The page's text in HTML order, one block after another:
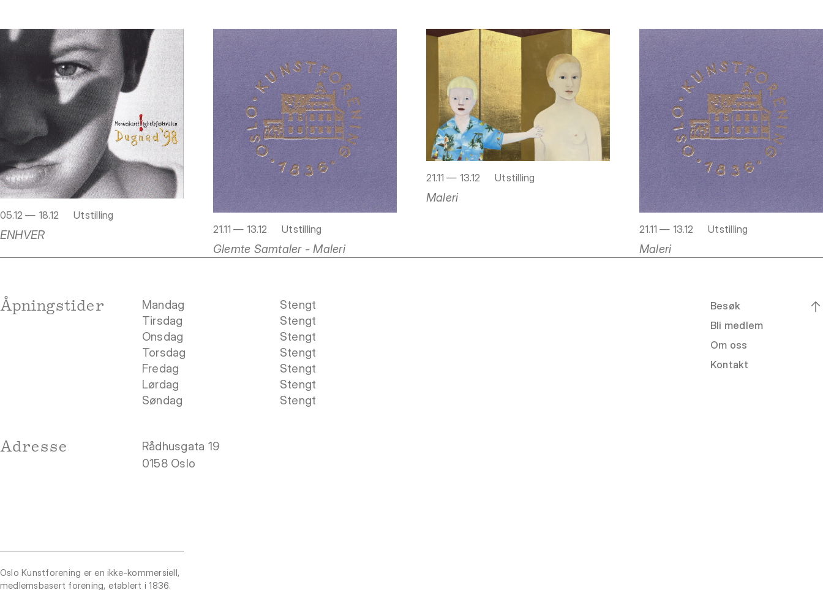
05.12 — 18.12 Utstilling
ENHVER 21.11 — 13.12 Utstilling
Glemte Samtaler - Maleri
21.11 — 13.12 Utstilling
Maleri
21.11 — 13.12 Utstilling
Maleri
Åpningstider Mandag
Stengt
Tirsdag
Stengt
Onsdag
Stengt
Torsdag
Stengt
Fredag
Stengt
Lørdag
Stengt
Søndag
Stengt
Adresse
Rådhusgata 19
0158 Oslo
Besøk
Bli medlem
Om oss
Kontakt
Oslo Kunstforening er en ikke-kommersiell,
medlemsbasert forening, etablert i 1836.